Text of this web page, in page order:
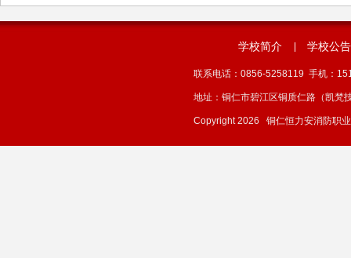
学校简介 学校公告
联系电话：0856-5258119 手机：
地址：铜仁市碧江区铜质仁路（凯梵
Copyright 2026 铜仁恒力安消防职